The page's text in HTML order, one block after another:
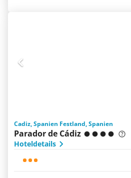
Cadiz, Spanien Festland, Spanien
Parador de Cádiz
Hoteldetails